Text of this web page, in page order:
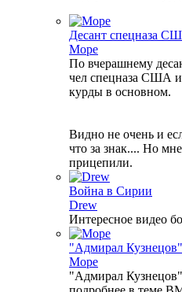
Десант спецназа
Море
По вчерашнему
чел спецназа США
курды в основном.
Видно не очень и
что за знак.... Но
прицепили.
Война в Сирии
Drew
Интересное видео
"Адмирал
Море
"Адмирал